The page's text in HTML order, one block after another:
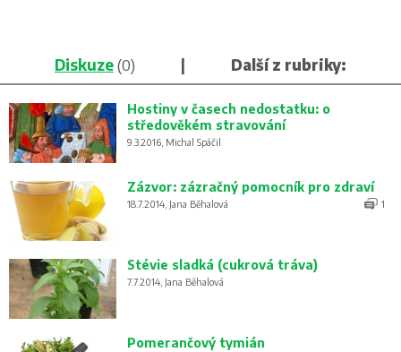
Diskuze(0) | Další z rubriky:
Hostiny v časech nedostatku: o
středověkém stravování
9.3.2016, Michal Spáčil
Zázvor: zázračný pomocník pro zdraví
18.7.2014, Jana Běhalová 1
Stévie sladká (cukrová tráva)
7.7.2014, Jana Běhalová
Pomerančový tymián